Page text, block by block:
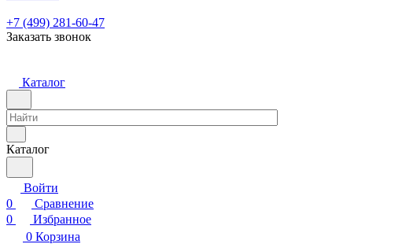
+7 (499) 281-60-47
Заказать звонок
Каталог
Каталог
Войти
0
Сравнение
0
Избранное
0 Корзина